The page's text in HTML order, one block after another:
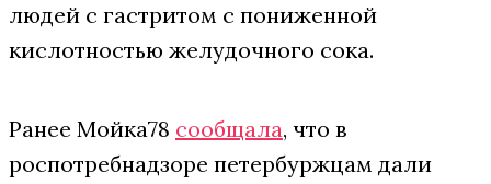
людей с гастритом с пониженной
кислотностью желудочного сока.
Ранее Мойка78 сообщала, что в
роспотребнадзоре петербуржцам дали